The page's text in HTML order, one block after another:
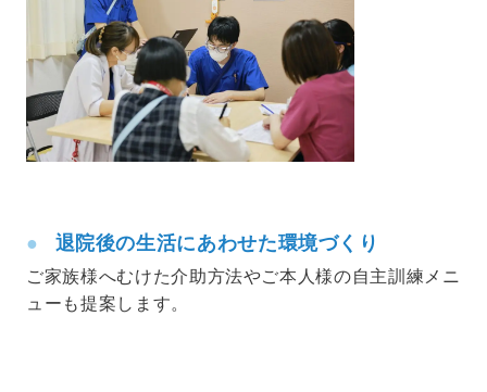
退院後の生活にあわせた環境づくり
ご家族様へむけた介助方法やご本人様の自主訓練メニ
ューも提案します。